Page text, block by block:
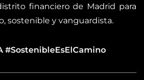
financiero de Madrid para
sostenible y vanguardista.
#SostenibleEsElCamino